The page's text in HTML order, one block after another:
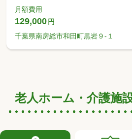
月額費用
129,000円
千葉県南房総市和田町黒岩９-１
老人ホーム・介護施